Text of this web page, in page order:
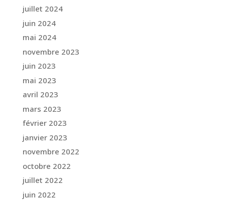
juillet 2024
juin 2024
mai 2024
novembre 2023
juin 2023
mai 2023
avril 2023
mars 2023
février 2023
janvier 2023
novembre 2022
octobre 2022
juillet 2022
juin 2022